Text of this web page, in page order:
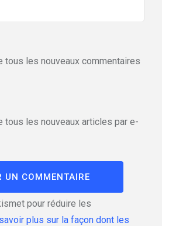
tous les nouveaux commentaires
tous les nouveaux articles par e-
pour réduire les
plus sur la façon dont les